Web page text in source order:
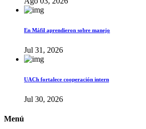
En Máfil aprendieron sobre manejo
Jul 31, 2026
UACh fortalece cooperación intern
Jul 30, 2026
Menú